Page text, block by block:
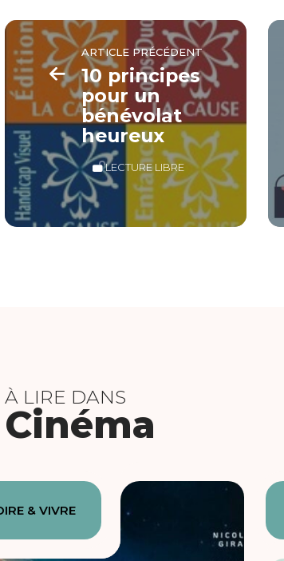
ARTICLE PRÉCÉDENT
10 principes
pour un
bénévolat
heureux
LECTURE LIBRE
À LIRE DANS
Cinéma
& VIVRE